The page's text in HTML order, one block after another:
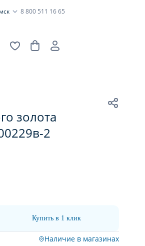
8 800 511 16 65
золота
2
Купить в 1 клик
Наличие в магазинах